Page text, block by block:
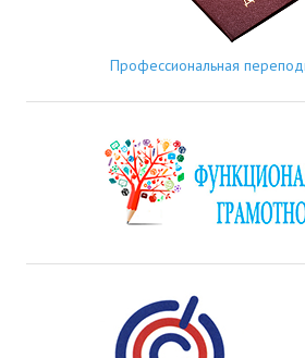
Профессиональная